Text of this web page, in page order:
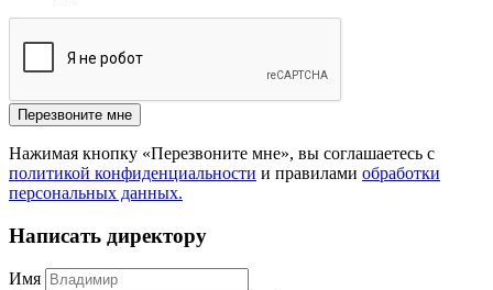
Перезвоните мне
Нажимая кнопку «Перезвоните мне», вы соглашаетесь с
политикой конфиденциальности и правилами обработки
персональных данных.
Написать директору
Имя